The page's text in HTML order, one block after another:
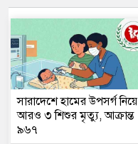
সারাদেশে হামের উপসর্গ নিয়ে
আরও ৩ শিশুর মৃত্যু, আক্রান্ত
৯৬৭